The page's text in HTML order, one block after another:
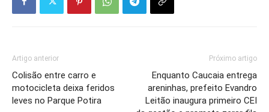
Artigo anterior
Colisão entre carro e
motocicleta deixa feridos
leves no Parque Potira
Próximo artigo
Enquanto Caucaia entrega
areninhas, prefeito Evandro
Leitão inaugura primeiro CEI